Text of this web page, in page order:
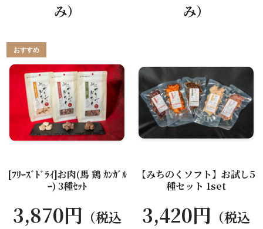
み）
み）
[ﾌﾘｰｽﾞﾄﾞﾗｲ]お肉(馬 鶏 ｶﾝｶﾞﾙ
ｰ) 3種ｾｯﾄ
3,870円 （税込
【みちのくソフト】お試し5
種セット 1set
3,420円 （税込